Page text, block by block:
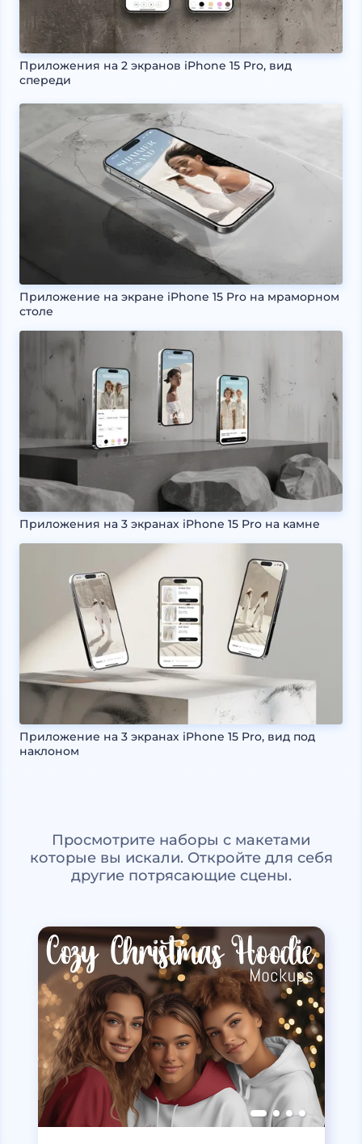
Приложения на 2 экранов iPhone 15 Pro, вид
спереди
Приложение на экране iPhone 15 Pro на мраморном
столе
Приложения на 3 экранах iPhone 15 Pro на камне
Приложение на 3 экранах iPhone 15 Pro, вид под
наклоном
Просмотрите наборы с макетами
которые вы искали. Откройте для себя
другие потрясающие сцены.